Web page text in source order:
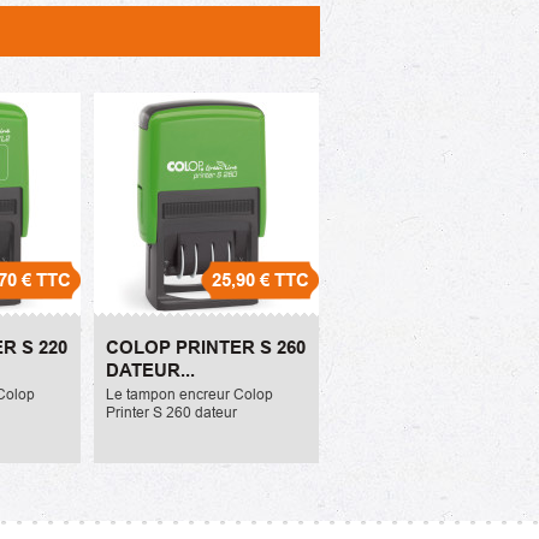
€TTC
S 220
ou
S 220
25,90 €TTC
COLOP PRINTER S 260
DATEUR...
Le tampon encreur Colop
Printer S 260 dateur
texte maximum. La référence
Colop Printer S 260
dateur écologique
25,90 €